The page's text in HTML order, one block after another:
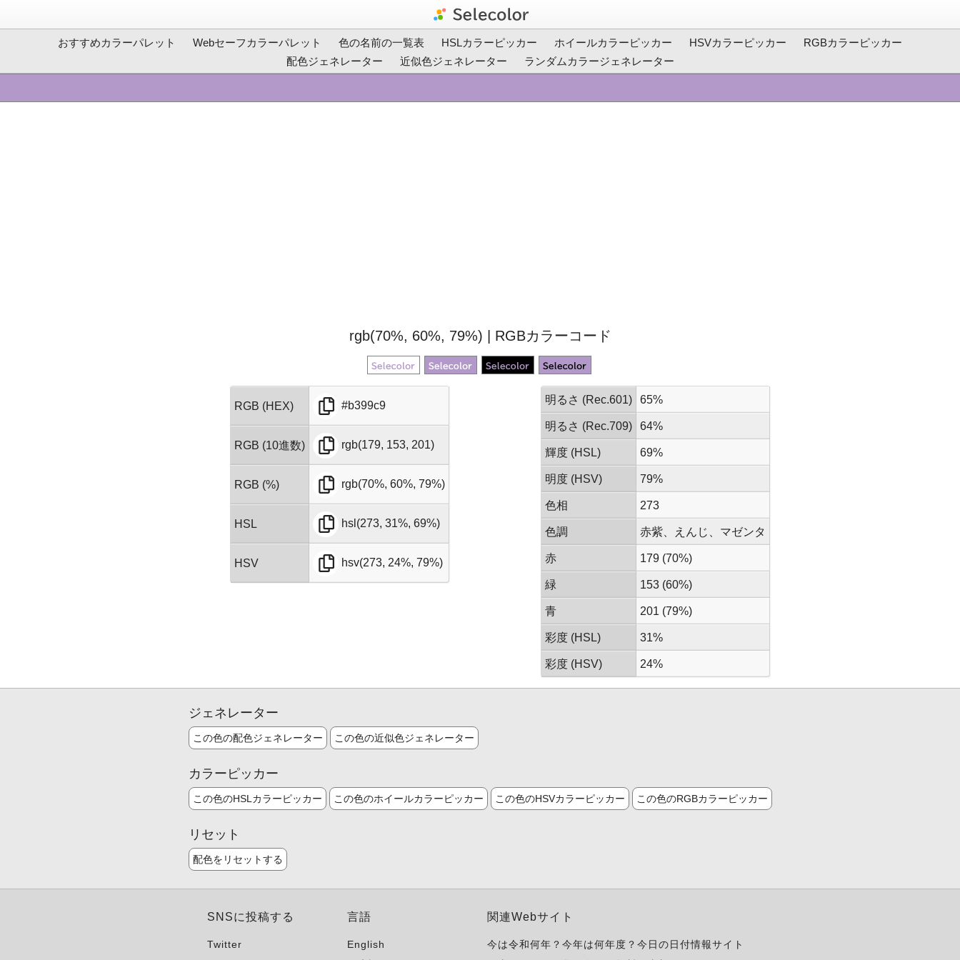
おすすめカラーパレット Webセーフカラーパレット 色の名前の一覧表 HSLカラーピッカー ホイールカラーピッカー HSVカラーピッカー
RGBカラーピッカー
配色ジェネレーター
近似色ジェネレーター ランダムカラージェネレーター
rgb(70%, 60%, 79%) | RGBカラーコード
RGB (HEX) #b399c9
RGB (10進数) rgb(179, 153, 201)
RGB (%) rgb(70%, 60%, 79%)
HSL hsl(273, 31%, 69%)
HSV hsv(273, 24%, 79%)
明るさ (Rec.601) 65%
明るさ (Rec.709) 64%
輝度 (HSL) 69%
明度 (HSV) 79%
色相 273
色調 赤紫、えんじ、マゼンタ
赤 179 (70%)
緑 153 (60%)
青 201 (79%)
彩度 (HSL) 31%
彩度 (HSV) 24%
ジェネレーター
この色の配色ジェネレーター この色の近似色ジェネレーター
カラーピッカー
この色のHSLカラーピッカー この色のホイールカラーピッカー この色のHSVカラーピッカー この色のRGBカラーピッカー
リセット
配色をリセットする
SNSに投稿する
Twitter
言語
English
関連Webサイト
今は令和何年？今年は何年度？今日の日付情報サイト